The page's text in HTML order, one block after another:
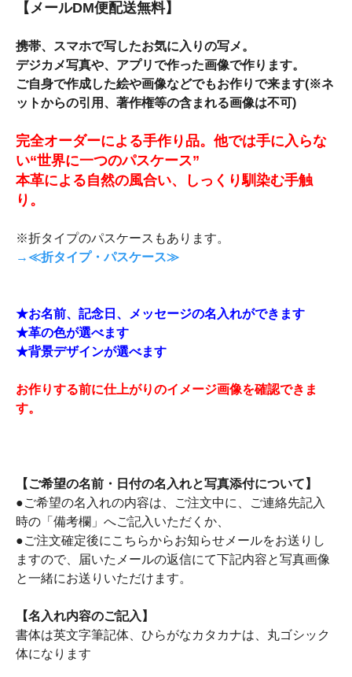
【メールDM便配送無料】
携帯、スマホで写したお気に入りの写メ。
デジカメ写真や、アプリで作った画像で作ります。
ご自身で作成した絵や画像などでもお作りで来ます(※ネ
ットからの引用、著作権等の含まれる画像は不可)
完全オーダーによる手作り品。他では手に入らな
い“世界に一つのパスケース”
本革による自然の風合い、しっくり馴染む手触
り。
※折タイプのパスケースもあります。
→≪折タイプ・パスケース≫
★お名前、記念日、メッセージの名入れができます
★革の色が選べます
★背景デザインが選べます
お作りする前に仕上がりのイメージ画像を確認できま
す。
【ご希望の名前・日付の名入れと写真添付について】
●ご希望の名入れの内容は、ご注文中に、ご連絡先記入
時の「備考欄」へご記入いただくか、
●ご注文確定後にこちらからお知らせメールをお送りし
ますので、届いたメールの返信にて下記内容と写真画像
と一緒にお送りいただけます。
【名入れ内容のご記入】
書体は英文字筆記体、ひらがなカタカナは、丸ゴシック
体になります